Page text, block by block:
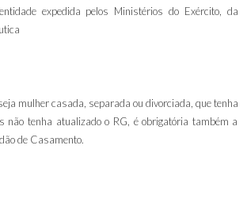
expedida pelos Ministérios do Exército, da
mulher casada, separada ou divorciada, que tenha
não tenha atualizado o RG, é obrigatória também a
de Casamento.